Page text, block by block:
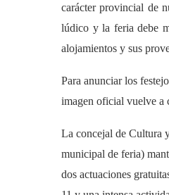
carácter provincial de
lúdico y la feria debe
alojamientos y sus
Para anunciar los
imagen oficial vuelve a
La concejal de Cultura
municipal de feria)
dos actuaciones